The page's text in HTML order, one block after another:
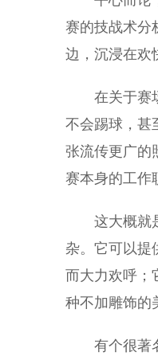
赛的技战术分
边，沉浸在欢
在关于赛场
不会踢球，甚
张流传更广的
赛本身的工作
这大概就是
杂。它可以提
而大力欢呼；
种不加雕饰的
有个很著名